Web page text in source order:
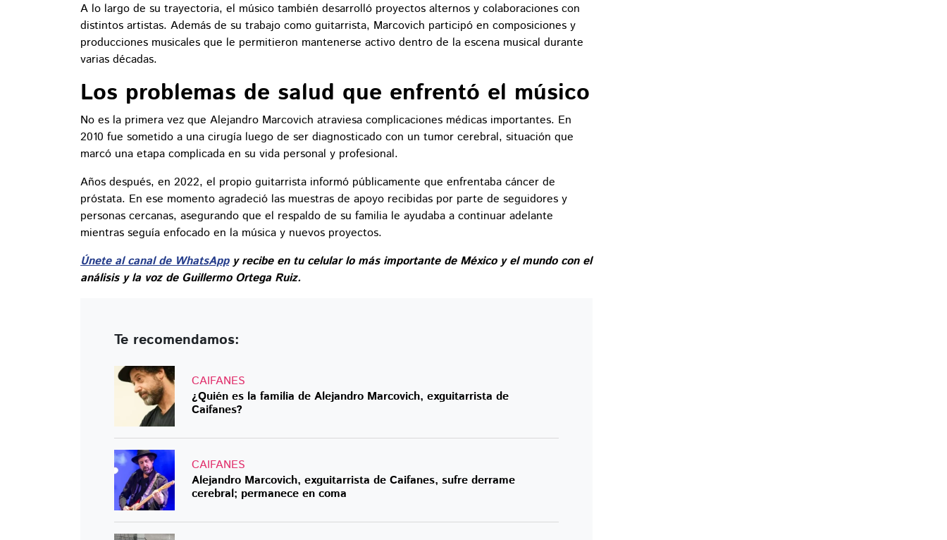
A lo largo de su trayectoria, el músico también desarrolló proyectos alternos y colaboraciones con
distintos artistas. Además de su trabajo como guitarrista, Marcovich participó en composiciones y
producciones musicales que le permitieron mantenerse activo dentro de la escena musical durante
varias décadas.
Los problemas de salud que enfrentó el músico
No es la primera vez que Alejandro Marcovich atraviesa complicaciones médicas importantes. En
2010 fue sometido a una cirugía luego de ser diagnosticado con un tumor cerebral, situación que
marcó una etapa complicada en su vida personal y profesional.
Años después, en 2022, el propio guitarrista informó públicamente que enfrentaba cáncer de
próstata. En ese momento agradeció las muestras de apoyo recibidas por parte de seguidores y
personas cercanas, asegurando que el respaldo de su familia le ayudaba a continuar adelante
mientras seguía enfocado en la música y nuevos proyectos.
Únete al canal de WhatsAppy recibe en tu celular lo más importante de México y el mundo con el
análisis y la voz de Guillermo Ortega Ruiz.
Te recomendamos:
CAIFANES
¿Quién es la familia de Alejandro Marcovich, exguitarrista de
Caifanes?
CAIFANES
Alejandro Marcovich, exguitarrista de Caifanes, sufre derrame
cerebral; permanece en coma